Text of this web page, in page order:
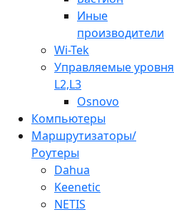
Иные
производители
Wi-Tek
Управляемые уровня
L2,L3
Osnovo
Компьютеры
Маршрутизаторы/
Роутеры
Dahua
Keenetic
NETIS